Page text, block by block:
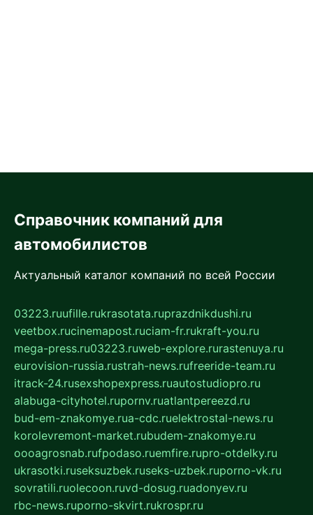
Справочник компаний для
автомобилистов
Актуальный каталог компаний по всей России
03223.ruufille.rukrasotata.ruprazdnikdushi.ru
veetbox.rucinemapost.ruciam-fr.rukraft-you.ru
mega-press.ru03223.ruweb-explore.rurastenuya.ru
eurovision-russia.rustrah-news.rufreeride-team.ru
itrack-24.rusexshopexpress.ruautostudiopro.ru
alabuga-cityhotel.rupornv.ruatlantpereezd.ru
bud-em-znakomye.rua-cdc.ruelektrostal-news.ru
korolevremont-market.rubudem-znakomye.ru
oooagrosnab.rufpodaso.ruemfire.rupro-otdelky.ru
ukrasotki.ruseksuzbek.ruseks-uzbek.ruporno-vk.ru
sovratili.ruolecoon.ruvd-dosug.ruadonyev.ru
rbc-news.ruporno-skvirt.rukrospr.ru